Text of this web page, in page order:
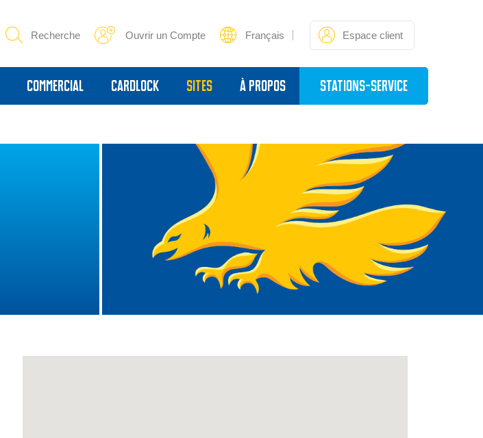
Recherche Ouvrir un Compte Français Espace client
Commercial Cardlock sites À propos Stations-service